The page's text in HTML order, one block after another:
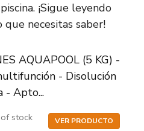
¡Sigue leyendo
necesitas saber!
AQUAPOOL (5 KG) -
- Disolución
- Apto...
stock VER PRODUCTO